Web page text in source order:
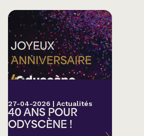
27-04-2026 | Actualités
40 ANS POUR
ODYSCÈNE !